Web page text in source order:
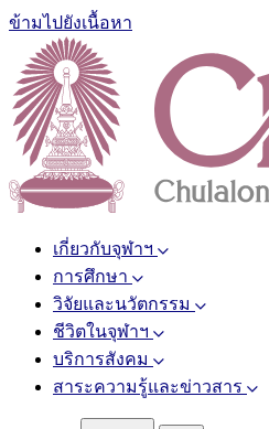
ข้ามไปยังเนื้อหา
เกี่ยวกับจุฬาฯ
การศึกษา
วิจัยและนวัตกรรม
ชีวิตในจุฬาฯ
บริการสังคม
สาระความรู้และข่าวสาร